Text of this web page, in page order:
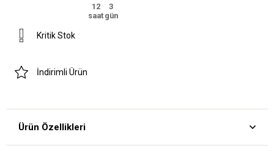
12
saat
3
gün
Kritik Stok
İndirimli Ürün
Ürün Özellikleri